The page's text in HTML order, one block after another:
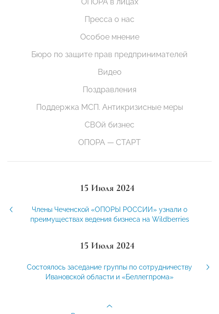
Пресса о нас
Особое мнение
Бюро по защите прав предпринимателей
Видео
Поздравления
Поддержка МСП. Антикризисные меры
СВОй бизнес
ОПОРА — СТАРТ
15 Июля 2024
Члены Чеченской «ОПОРЫ РОССИИ» узнали о
преимуществах ведения бизнеса на Wildberries
15 Июля 2024
Состоялось заседание группы по сотрудничеству
Ивановской области и «Беллегпрома»